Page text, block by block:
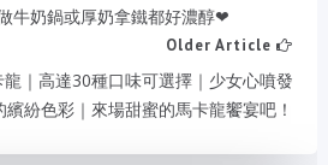
牛奶鍋或厚奶拿鐵都好濃醇❤
Older Article
龍｜高達30種口味可選擇｜少女心噴發
繽紛色彩｜來場甜蜜的馬卡龍饗宴吧！